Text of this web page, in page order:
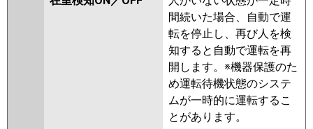
間続いた場合、自動で運
転を停止し、再び人を検
知すると自動で運転を再
開します。※機器保護のた
め運転待機状態のシステ
ムが一時的に運転するこ
とがあります。